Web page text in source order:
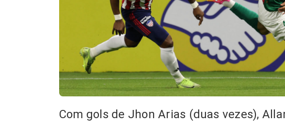
Com gols de Jhon Arias (duas vezes),